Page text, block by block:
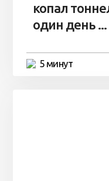
копал
один день ...
5 минут